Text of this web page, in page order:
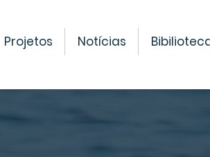
Projetos Notícias